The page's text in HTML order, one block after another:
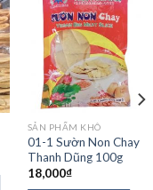
SẢN PHẨM KHÔ
01-1 Sườn Non Chay
Thanh Dũng 100g
18,000₫